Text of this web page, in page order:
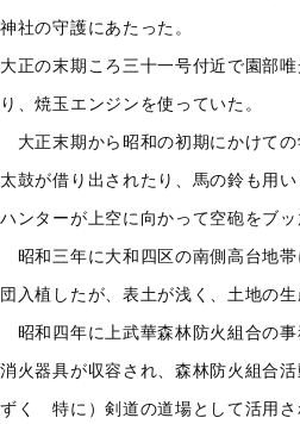
神社の守護にあたった。
大正の末期ころ三十一号付近で園部
り、焼玉エンジンを使っていた。
大正末期から昭和の初期にかけて
太鼓が借り出されたり、馬の鈴も用
ハンターが上空に向かって空砲をブ
昭和三年に大和四区の南側高台地
団入植したが、表土が浅く、土地の
昭和四年に上武華森林防火組合の
消火器具が収容され、森林防火組合
ずく 特に）剣道の道場として活用